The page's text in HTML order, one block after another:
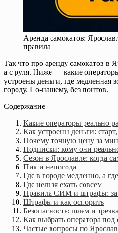
Аренда самокатов:
правила
Так что про аренду самокатов в
а с руля. Ниже — какие
устроены деньги, где медленная
городу. По-нашему, без понтов.
Содержание
Какие операторы реально
Как устроены деньги:
Почему точную цену за
Подписки: кому они
Сезон в Ярославле: когда
Пик и непогода
Где в городе медленно, а
Где нельзя ехать совсем
Правила СИМ и штрафы: за
Штрафы и как оспорить
Безопасность: шлем и
Как выбрать оператора под
Частые вопросы по